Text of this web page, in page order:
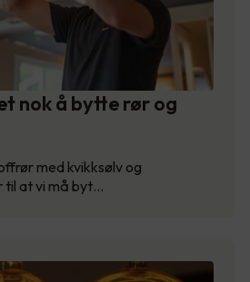
nok å bytte rør og
med kvikksølv og
til at vi må byt…